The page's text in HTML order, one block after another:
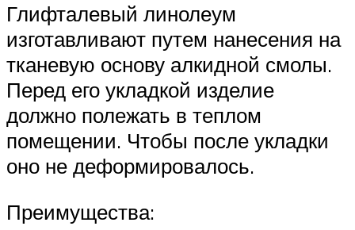
Глифталевый линолеум
изготавливают путем нанесения на
тканевую основу алкидной смолы.
Перед его укладкой изделие
должно полежать в теплом
помещении. Чтобы после укладки
оно не деформировалось.
Преимущества: